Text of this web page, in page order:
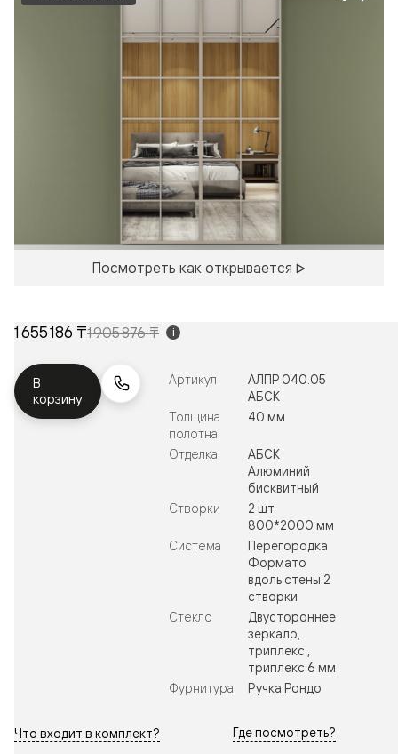
Посмотреть как открывается
1 655 186 ₸1 905 876 ₸ i
В
корзину
Артикул
АЛПР 040.05
АБСК
Толщина
полотна
40 мм
Отделка
АБСК
Алюминий
бисквитный
Створки
2 шт.
800*2000 мм
Система
Перегородка
Формато
вдоль стены 2
створки
Стекло
Двустороннее
зеркало,
триплекс ,
триплекс 6 мм
Фурнитура
Ручка Рондо
Что входит в комплект? Где посмотреть?